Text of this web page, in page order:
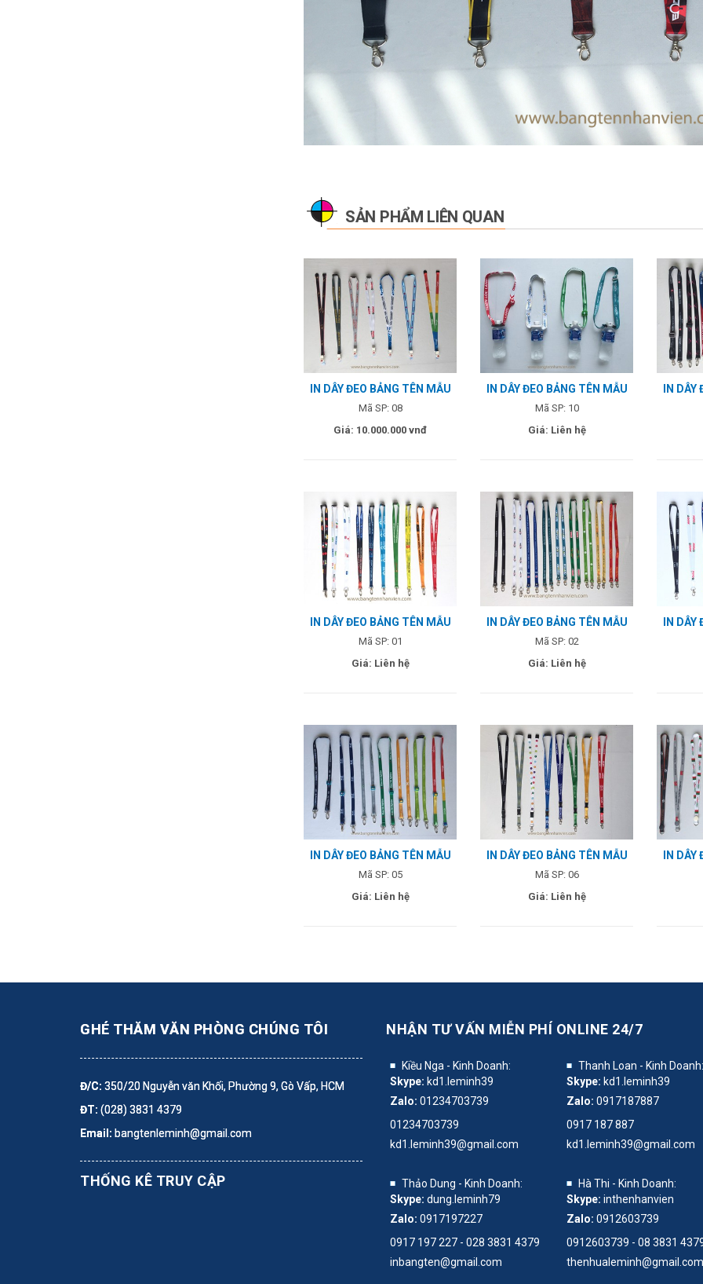
SẢN PHẨM LIÊN QUAN
IN DÂY ĐEO BẢNG TÊN MẪU
08
Mã SP: 08
Giá: 10.000.000 vnđ
IN DÂY ĐEO BẢNG TÊN MẪU
10
Mã SP: 10
Giá: Liên hệ
IN
IN DÂY ĐEO BẢNG TÊN MẪU
01
Mã SP: 01
Giá: Liên hệ
IN DÂY ĐEO BẢNG TÊN MẪU
02
Mã SP: 02
Giá: Liên hệ
IN
IN DÂY ĐEO BẢNG TÊN MẪU
05
Mã SP: 05
Giá: Liên hệ
IN DÂY ĐEO BẢNG TÊN MẪU
06
Mã SP: 06
Giá: Liên hệ
IN
GHÉ THĂM VĂN PHÒNG CHÚNG TÔI
Đ/C: 350/20 Nguyễn văn Khối, Phường 9, Gò Vấp, HCM
ĐT: (028) 3831 4379
Email: bangtenleminh@gmail.com
THỐNG KÊ TRUY CẬP
NHẬN TƯ VẤN MIỄN PHÍ ONLINE 24/7
Kiều Nga - Kinh Doanh:
Skype: kd1.leminh39
Zalo: 01234703739
01234703739
kd1.leminh39@gmail.com
Thanh Loan - Kinh Doanh:
Skype: kd1.leminh39
Zalo: 0917187887
0917 187 887
kd1.leminh39@gmail.com
Thảo Dung - Kinh Doanh:
Skype: dung.leminh79
Zalo: 0917197227
0917 197 227 - 028 3831 4379
inbangten@gmail.com
Hà Thi - Kinh Doanh:
Skype: inthenhanvien
Zalo: 0912603739
0912603739 - 08 3831
thenhualeminh@gmail.com